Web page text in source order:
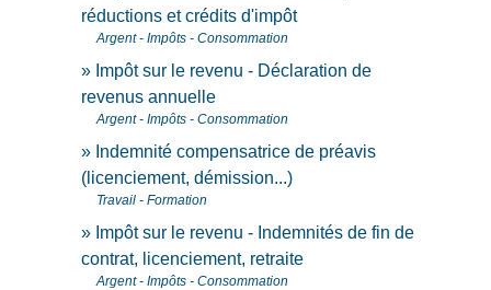
réductions et crédits d'impôt
Argent - Impôts - Consommation
Impôt sur le revenu - Déclaration de
revenus annuelle
Argent - Impôts - Consommation
Indemnité compensatrice de préavis
(licenciement, démission...)
Travail - Formation
Impôt sur le revenu - Indemnités de fin de
contrat, licenciement, retraite
Argent - Impôts - Consommation